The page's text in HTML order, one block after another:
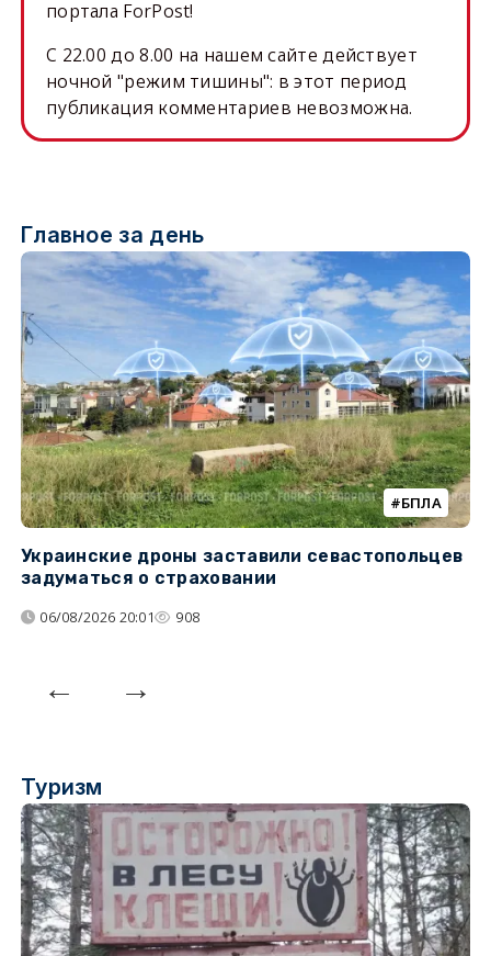
портала ForPost!
C 22.00 до 8.00 на нашем сайте действует
ночной "режим тишины": в этот период
публикация комментариев невозможна.
Главное за день
БПЛА
Украинские дроны заставили севастопольцев
задуматься о страховании
06/08/2026 20:01 908
Туризм